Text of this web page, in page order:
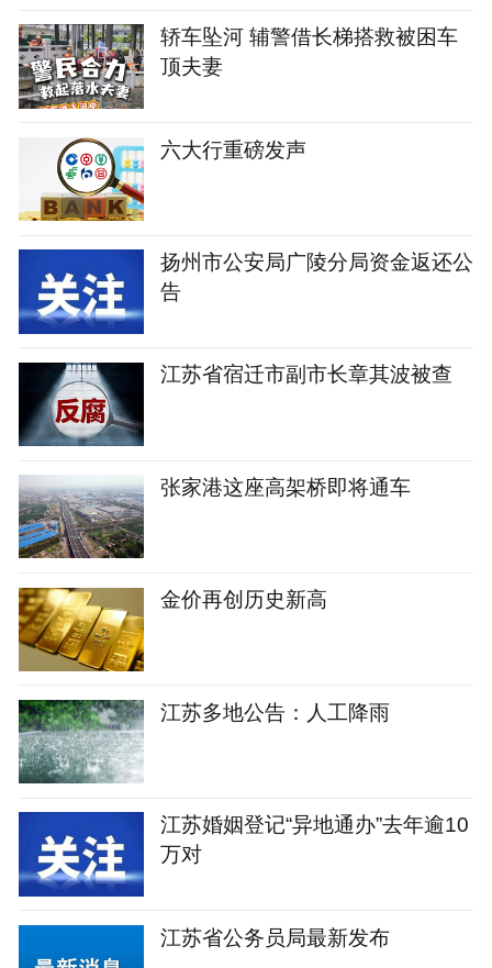
轿车坠河 辅警借长梯搭救被困车
顶夫妻
六大行重磅发声
扬州市公安局广陵分局资金返还公
告
江苏省宿迁市副市长章其波被查
张家港这座高架桥即将通车
金价再创历史新高
江苏多地公告：人工降雨
江苏婚姻登记“异地通办”去年逾10
万对
江苏省公务员局最新发布